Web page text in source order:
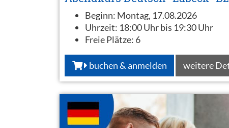
Beginn: Montag, 17.08.2026
Uhrzeit: 18:00 Uhr bis 19:30 Uhr
Freie Plätze: 6
buchen & anmelden weitere